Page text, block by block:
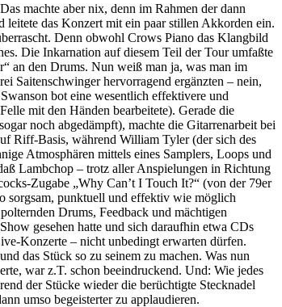
machte aber nix, denn im Rahmen der dann
leitete das Konzert mit ein paar stillen Akkorden ein.
Denn obwohl Crows Piano das Klangbild
Die Inkarnation auf diesem Teil der Tour umfaßte
an den Drums. Nun weiß man ja, was man im
Saitenschwinger hervorragend ergänzten – nein,
bot eine wesentlich effektivere und
mit den Händen bearbeitete). Gerade die
noch abgedämpft), machte die Gitarrenarbeit bei
Riff-Basis, während William Tyler (der sich des
Atmosphären mittels eines Samplers, Loops und
Lambchop – trotz aller Anspielungen in Richtung
Zugabe „Why Can’t I Touch It?“ (von der 79er
sorgsam, punktuell und effektiv wie möglich
Drums, Feedback und mächtigen
gesehen hatte und sich daraufhin etwa CDs
Konzerte – nicht unbedingt erwarten dürfen.
das Stück so zu seinem zu machen. Was nun
war z.T. schon beeindruckend. Und: Wie jedes
der Stücke wieder die berüchtigte Stecknadel
umso begeisterter zu applaudieren.